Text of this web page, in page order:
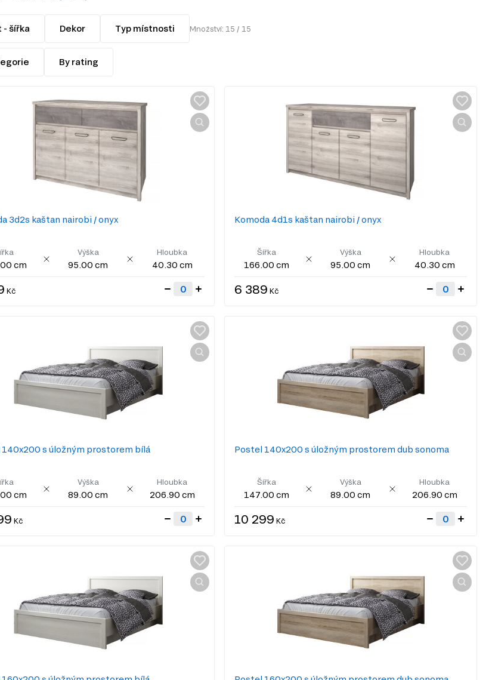
- šířka Dekor Typ místnosti Množství: 15 / 15
By rating
3d2s kaštan nairobi / onyx
cm
Výška
95.00 cm
Hloubka
40.30 cm
Kč
Komoda 4d1s kaštan nairobi / onyx
Šířka
166.00 cm
Výška
95.00 cm
Hloubka
40.30 cm
6 389 Kč
140x200 s úložným prostorem bílá
cm
Výška
89.00 cm
Hloubka
206.90 cm
Kč
Postel 140x200 s úložným prostorem dub sonoma
Šířka
147.00 cm
Výška
89.00 cm
Hloubka
206.90 cm
10 299 Kč